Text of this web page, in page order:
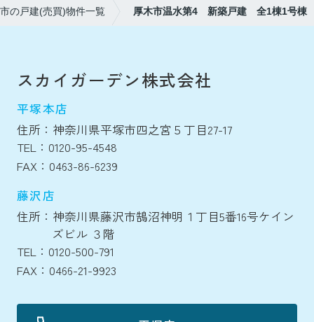
の戸建(売買)物件一覧 厚木市温水第4 新築戸建 全1棟1号棟
スカイガーデン株式会社
平塚本店
住所：神奈川県平塚市四之宮５丁目27-17
TEL：0120-95-4548
FAX：0463-86-6239
藤沢店
住所：神奈川県藤沢市鵠沼神明１丁目5番16号ケイン
ズビル ３階
TEL：0120-500-791
FAX：0466-21-9923